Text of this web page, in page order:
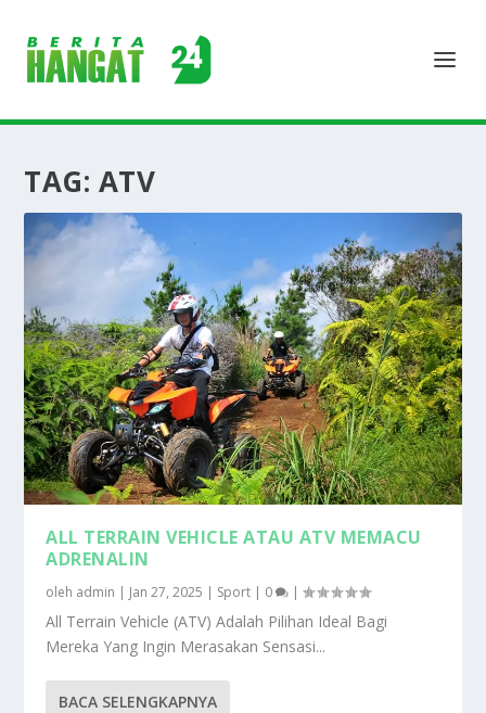
TAG: ATV
ALL TERRAIN VEHICLE ATAU ATV MEMACU
ADRENALIN
oleh admin | Jan 27, 2025 | Sport | 0 |
All Terrain Vehicle (ATV) Adalah Pilihan Ideal Bagi
Mereka Yang Ingin Merasakan Sensasi...
BACA SELENGKAPNYA